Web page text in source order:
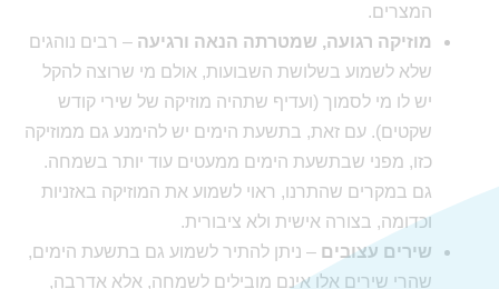
המצרים.
מוזיקה רגועה, שמטרתה הנאה ורגיעה – רבים נוהגים
שלא לשמוע בשלושת השבועות, אולם מי שרוצה להקל
יש לו מי לסמוך (ועדיף שתהיה מוזיקה של שירי קודש
שקטים). עם זאת, בתשעת הימים יש להימנע גם ממוזיקה
כזו, מפני שבתשעת הימים ממעטים עוד יותר בשמחה.
גם במקרים שהתרנו, ראוי לשמוע את המוזיקה באזניות
וכדומה, בצורה אישית ולא ציבורית.
שירים עצובים – ניתן להתיר לשמוע גם בתשעת הימים,
שהרי שירים אלו אינם מובילים לשמחה, אלא אדרבה,